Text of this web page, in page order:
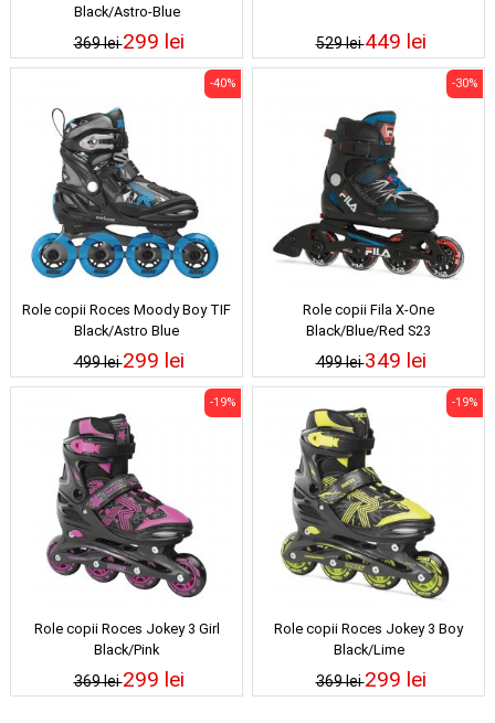
Black/Astro-Blue
369 lei299 lei 529 lei449 lei
Role copii Roces Moody Boy TIF
Black/Astro Blue
499 lei
-40%
299 lei
Role copii Fila X-One
Black/Blue/Red S23
499 lei
-30%
349 lei
Role copii Roces Jokey 3 Girl
Black/Pink
369 lei
-19%
299 lei
Role copii Roces Jokey 3 Boy
Black/Lime
369 lei
-19%
299 lei